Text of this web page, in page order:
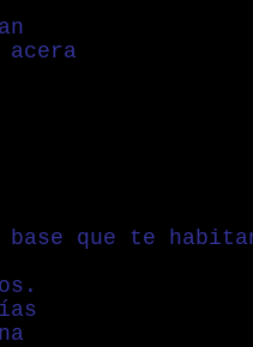
acera
base que te